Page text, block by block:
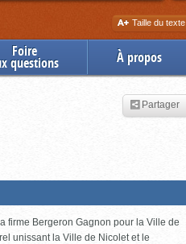
Augmenter
la
Taille du texte
Foire
questions À propos
Partager
firme Bergeron Gagnon pour la Ville de
unissant la Ville de Nicolet et le